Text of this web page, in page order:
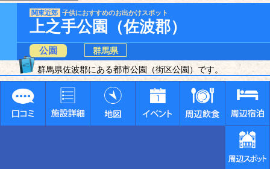
関東近郊 子供におすすめのお出かけスポット
上之手公園（佐波郡）
公園
群馬県
群馬県佐波郡にある都市公園（街区公園）です。